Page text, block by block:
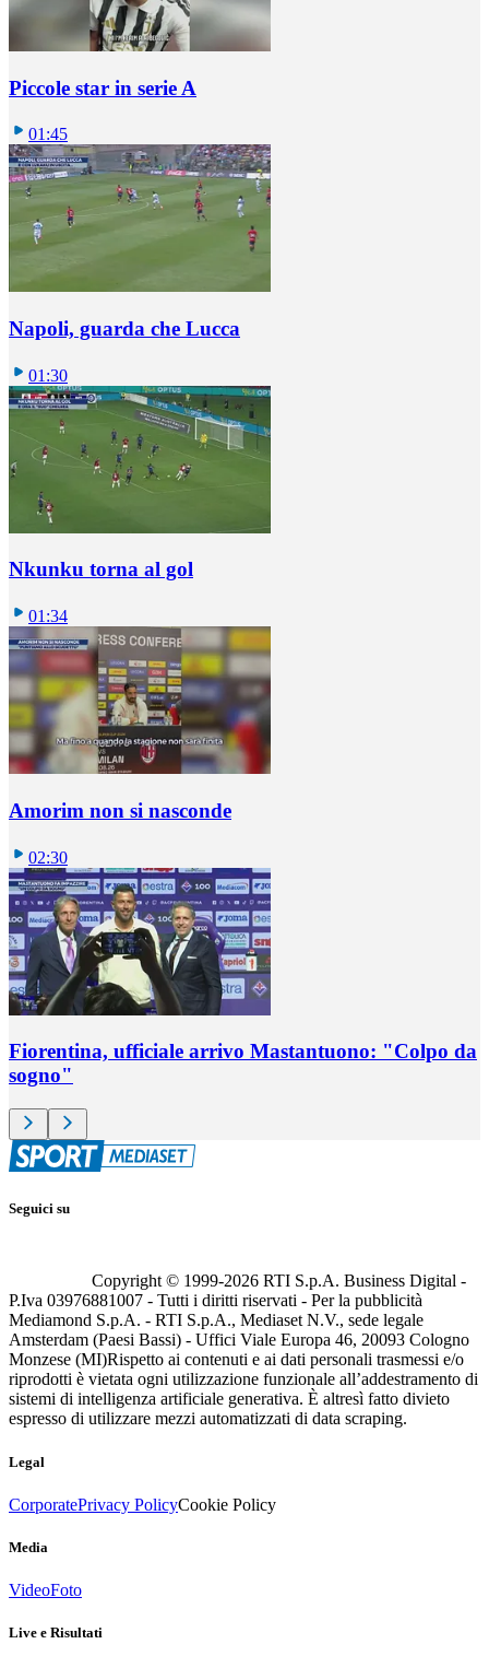
Piccole star in serie A
01:45
Napoli, guarda che Lucca
01:30
Nkunku torna al gol
01:34
Amorim non si nasconde
02:30
Fiorentina, ufficiale arrivo Mastantuono: "Colpo da
sogno"
Seguici su
Copyright © 1999-2026 RTI S.p.A. Business Digital -
P.Iva 03976881007 - Tutti i diritti riservati - Per la pubblicità
Mediamond S.p.A. - RTI S.p.A., Mediaset N.V., sede legale
Amsterdam (Paesi Bassi) - Uffici Viale Europa 46, 20093 Cologno
Monzese (MI)Rispetto ai contenuti e ai dati personali trasmessi e/o
riprodotti è vietata ogni utilizzazione funzionale all’addestramento di
sistemi di intelligenza artificiale generativa. È altresì fatto divieto
espresso di utilizzare mezzi automatizzati di data scraping.
Legal
CorporatePrivacy PolicyCookie Policy
Media
VideoFoto
Live e Risultati